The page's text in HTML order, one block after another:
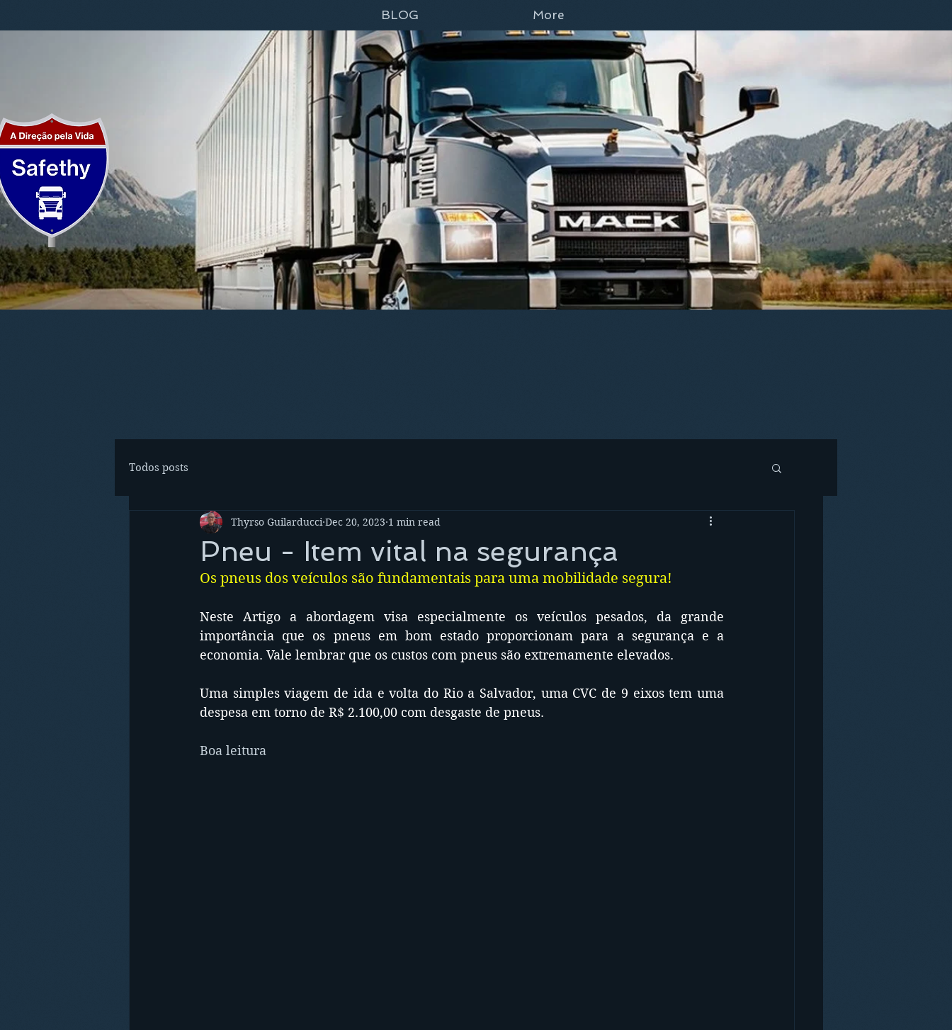
BLOG More
Todos posts
Pneu - Item vital na segurança
Thyrso Guilarducci Dec 20, 2023 1 min read
Os pneus dos veículos são fundamentais para uma mobilidade segura!
Neste Artigo a abordagem visa especialmente os veículos pesados, da grande
importância que os pneus em bom estado proporcionam para a segurança e a
economia. Vale lembrar que os custos com pneus são extremamente elevados.
Uma simples viagem de ida e volta do Rio a Salvador, uma CVC de 9 eixos tem uma
despesa em torno de R$ 2.100,00 com desgaste de pneus.
Boa leitura